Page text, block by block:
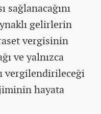
sağlanacağını
gelirlerin
vergisinin
ve yalnızca
vergilendirileceği
hayata